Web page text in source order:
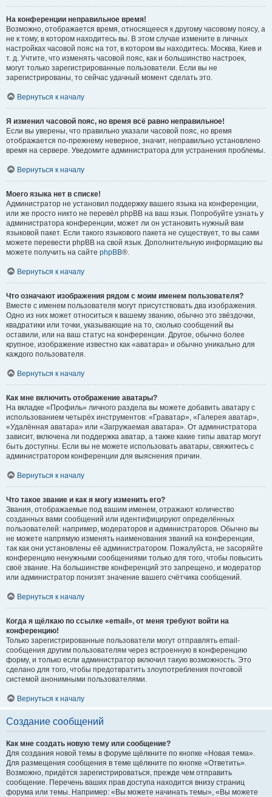
На конференции неправильное время!
Возможно, отображается время, относящееся к другому часовому поясу, а
не к тому, в котором находитесь вы. В этом случае измените в личных
настройках часовой пояс на тот, в котором вы находитесь: Москва, Киев и
т. д. Учтите, что изменять часовой пояс, как и большинство настроек,
могут только зарегистрированные пользователи. Если вы не
зарегистрированы, то сейчас удачный момент сделать это.
Вернуться к началу
Я изменил часовой пояс, но время всё равно неправильное!
Если вы уверены, что правильно указали часовой пояс, но время
отображается по-прежнему неверное, значит, неправильно установлено
время на сервере. Уведомите администратора для устранения проблемы.
Вернуться к началу
Моего языка нет в списке!
Администратор не установил поддержку вашего языка на конференции,
или же просто никто не перевёл phpBB на ваш язык. Попробуйте узнать у
администратора конференции, может ли он установить нужный вам
языковой пакет. Если такого языкового пакета не существует, то вы сами
можете перевести phpBB на свой язык. Дополнительную информацию вы
можете получить на сайте phpBB®.
Вернуться к началу
Что означают изображения рядом с моим именем пользователя?
Вместе с именем пользователя могут присутствовать два изображения.
Одно из них может относиться к вашему званию, обычно это звёздочки,
квадратики или точки, указывающие на то, сколько сообщений вы
оставили, или на ваш статус на конференции. Другое, обычно более
крупное, изображение известно как «аватара» и обычно уникально для
каждого пользователя.
Вернуться к началу
Как мне включить отображение аватары?
На вкладке «Профиль» личного раздела вы можете добавить аватару с
использованием четырёх инструментов: «Граватар», «Галерея аватар»,
«Удалённая аватара» или «Загружаемая аватара». От администратора
зависит, включена ли поддержка аватар, а также какие типы аватар могут
быть доступны. Если вы не можете использовать аватары, свяжитесь с
администратором конференции для выяснения причин.
Вернуться к началу
Что такое звание и как я могу изменить его?
Звания, отображаемые под вашим именем, отражают количество
созданных вами сообщений или идентифицируют определённых
пользователей: например, модераторов и администраторов. Обычно вы
не можете напрямую изменять наименования званий на конференции,
так как они установлены её администратором. Пожалуйста, не засоряйте
конференцию ненужными сообщениями только для того, чтобы повысить
своё звание. На большинстве конференций это запрещено, и модератор
или администратор понизят значение вашего счётчика сообщений.
Вернуться к началу
Когда я щёлкаю по ссылке «email», от меня требуют войти на
конференцию!
Только зарегистрированные пользователи могут отправлять email-
сообщения другим пользователям через встроенную в конференцию
форму, и только если администратор включил такую возможность. Это
сделано для того, чтобы предотвратить злоупотребления почтовой
системой анонимными пользователями.
Вернуться к началу
Создание сообщений
Как мне создать новую тему или сообщение?
Для создания новой темы в форуме щёлкните по кнопке «Новая тема».
Для размещения сообщения в теме щёлкните по кнопке «Ответить».
Возможно, придётся зарегистрироваться, прежде чем отправить
сообщение. Перечень ваших прав доступа находится внизу страниц
форума или темы. Например: «Вы можете начинать темы», «Вы можете